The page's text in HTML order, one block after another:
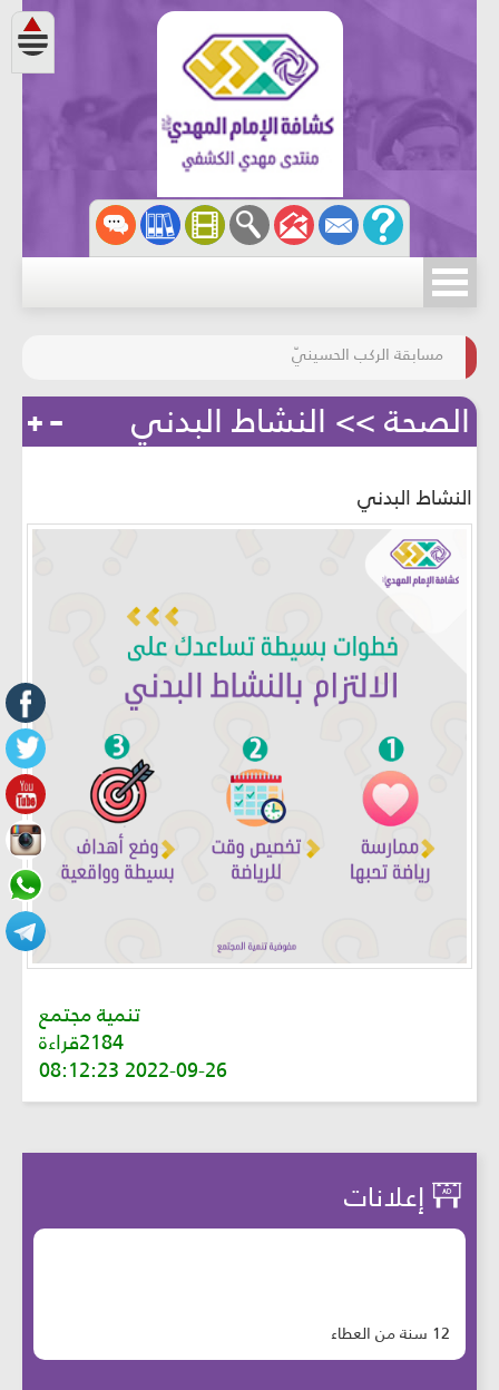
المحافظة على البيئة
الصحة >> النشاط البدني
النشاط البدني
تنمية مجتمع
2184قراءة
2022-09-26 08:12:23
إعلانات
12 سنة من العطاء